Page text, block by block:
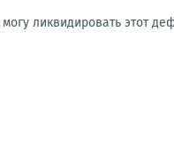
ликвидировать этот